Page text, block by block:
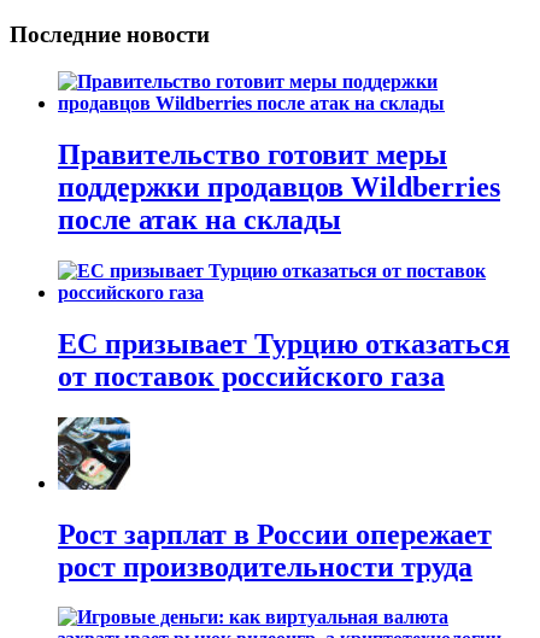
Последние новости
Правительство готовит меры
поддержки продавцов Wildberries
после атак на склады
ЕС призывает Турцию отказаться
от поставок российского газа
Рост зарплат в России опережает
рост производительности труда